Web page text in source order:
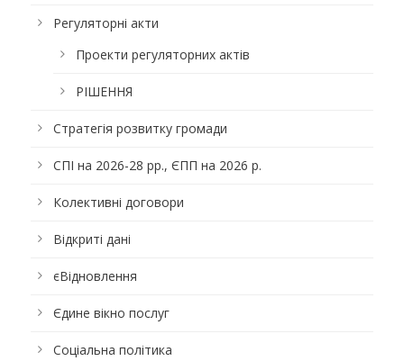
Регуляторні акти
Проекти регуляторних актів
РІШЕННЯ
Стратегія розвитку громади
СПІ на 2026-28 рр., ЄПП на 2026 р.
Колективні договори
Відкриті дані
єВідновлення
Єдине вікно послуг
Соціальна політика